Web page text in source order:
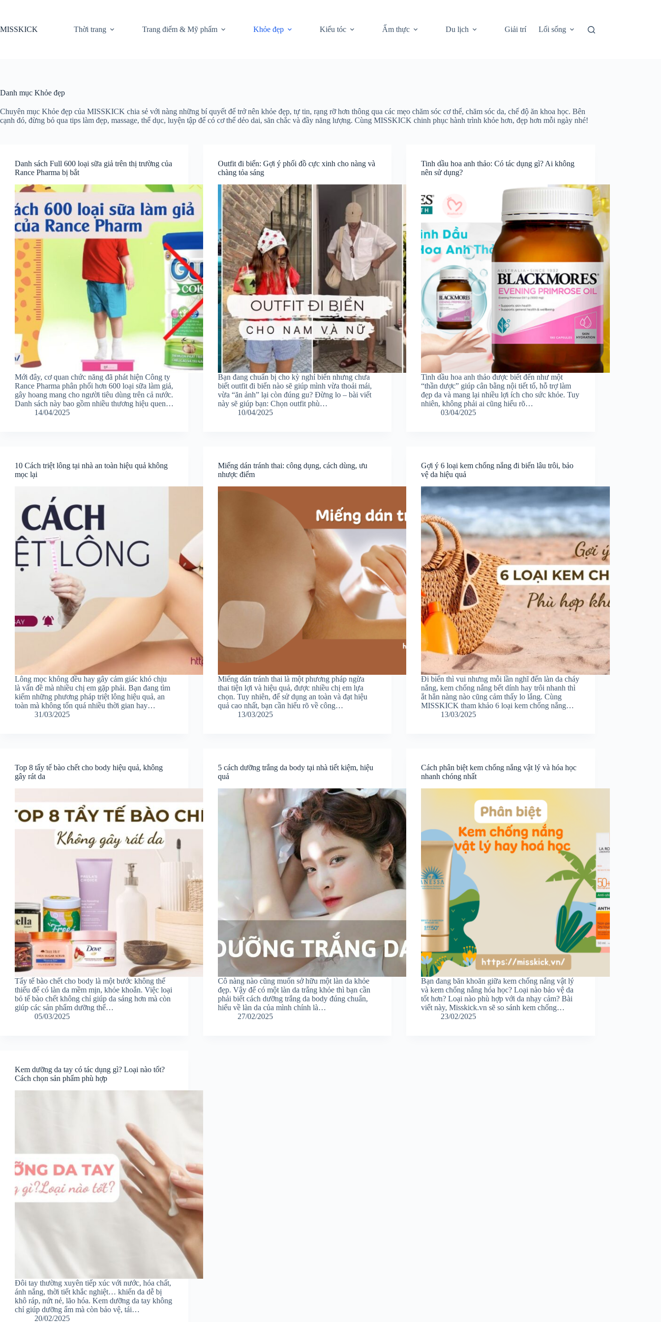
nội
MISSKICK Thời trang Trang điểm & Mỹ phẩm Khỏe đẹp Kiểu tóc Ẩm thực Du lịch Giải trí Lối sống
Danh mục Khỏe đẹp
Chuyên mục Khỏe đẹp của MISSKICK chia sẻ với nàng những bí quyết để trở nên khỏe đẹp, tự tin, rạng rỡ hơn thông qua các mẹo chăm sóc cơ thể, chăm sóc da, chế độ ăn khoa học. Bên
cạnh đó, đừng bỏ qua tips làm đẹp, massage, thể dục, luyện tập để có cơ thể dẻo dai, săn chắc và đầy năng lượng. Cùng MISSKICK chinh phục hành trình khỏe hơn, đẹp hơn mỗi ngày nhé!
Danh sách Full 600 loại sữa giả trên thị trường của
Rance Pharma bị bắt
Mới đây, cơ quan chức năng đã phát hiện Công ty
Rance Pharma phân phối hơn 600 loại sữa làm giả,
gây hoang mang cho người tiêu dùng trên cả nước.
Danh sách này bao gồm nhiều thương hiệu quen…
14/04/2025
Outfit đi biển: Gợi ý phối đồ cực xinh cho nàng và
chàng tỏa sáng
Bạn đang chuẩn bị cho kỳ nghỉ biển nhưng chưa
biết outfit đi biển nào sẽ giúp mình vừa thoải mái,
vừa “ăn ảnh” lại còn đúng gu? Đừng lo – bài viết
này sẽ giúp bạn: Chọn outfit phù…
10/04/2025
Tinh dầu hoa anh thảo: Có tác dụng gì? Ai không
nên sử dụng?
Tinh dầu hoa anh thảo được biết đến như một
“thần dược” giúp cân bằng nội tiết tố, hỗ trợ làm
đẹp da và mang lại nhiều lợi ích cho sức khỏe. Tuy
nhiên, không phải ai cũng hiểu rõ…
03/04/2025
10 Cách triệt lông tại nhà an toàn hiệu quả không
mọc lại
Lông mọc không đều hay gây cảm giác khó chịu
là vấn đề mà nhiều chị em gặp phải. Bạn đang tìm
kiếm những phương pháp triệt lông hiệu quả, an
toàn mà không tốn quá nhiều thời gian hay…
31/03/2025
Miếng dán tránh thai: công dụng, cách dùng, ưu
nhược điểm
Miếng dán tránh thai là một phương pháp ngừa
thai tiện lợi và hiệu quả, được nhiều chị em lựa
chọn. Tuy nhiên, để sử dụng an toàn và đạt hiệu
quả cao nhất, bạn cần hiểu rõ về công…
13/03/2025
Gợi ý 6 loại kem chống nắng đi biển lâu trôi, bảo
vệ da hiệu quả
Đi biển thì vui nhưng mỗi lần nghĩ đến làn da cháy
nắng, kem chống nắng bết dính hay trôi nhanh thì
ắt hẳn nàng nào cũng cảm thấy lo lắng. Cùng
MISSKICK tham khảo 6 loại kem chống nắng…
13/03/2025
Top 8 tẩy tế bào chết cho body hiệu quả, không
gây rát da
Tẩy tế bào chết cho body là một bước không thể
thiếu để có làn da mềm mịn, khỏe khoắn. Việc loại
bỏ tế bào chết không chỉ giúp da sáng hơn mà còn
giúp các sản phẩm dưỡng thể…
05/03/2025
5 cách dưỡng trắng da body tại nhà tiết kiệm, hiệu
quả
Cô nàng nào cũng muốn sở hữu một làn da khỏe
đẹp. Vậy để có một làn da trắng khỏe thì bạn cần
phải biết cách dưỡng trắng da body đúng chuẩn,
hiểu về làn da của mình chính là…
27/02/2025
Cách phân biệt kem chống nắng vật lý và hóa học
nhanh chóng nhất
Bạn đang băn khoăn giữa kem chống nắng vật lý
và kem chống nắng hóa học? Loại nào bảo vệ da
tốt hơn? Loại nào phù hợp với da nhạy cảm? Bài
viết này, Misskick.vn sẽ so sánh kem chống…
23/02/2025
Kem dưỡng da tay có tác dụng gì? Loại nào tốt?
Cách chọn sản phẩm phù hợp
Đôi tay thường xuyên tiếp xúc với nước, hóa chất,
ánh nắng, thời tiết khắc nghiệt… khiến da dễ bị
khô ráp, nứt nẻ, lão hóa. Kem dưỡng da tay không
chỉ giúp dưỡng ẩm mà còn bảo vệ, tái…
20/02/2025